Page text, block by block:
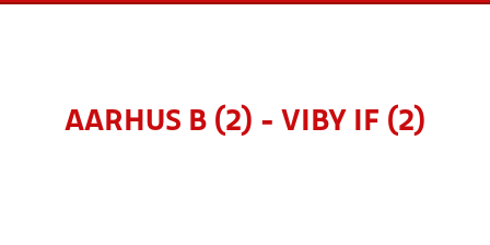
AARHUS B (2) - VIBY IF (2)